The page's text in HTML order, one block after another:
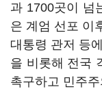
과 1700곳이 넘
은 계엄 선포 이
대통령 관저 등
을 비롯해 전국
촉구하고 민주